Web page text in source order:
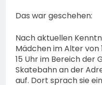
Das war geschehen:
Nach aktuellen
Mädchen im Alter von
15 Uhr im Bereich der
Skatebahn an der
auf. Dort sprach sie